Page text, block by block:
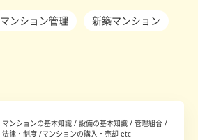
マンション管理 新築マンション
マンションの基本知識 / 設備の基本知識 / 管理組合 /
法律・制度 /マンションの購入・売却 etc